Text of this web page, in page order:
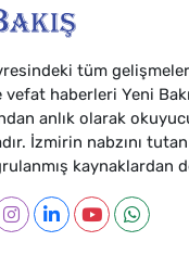
tüm
vefat haberleri Yeni
anlık olarak
İzmirin nabzını
kaynaklardan